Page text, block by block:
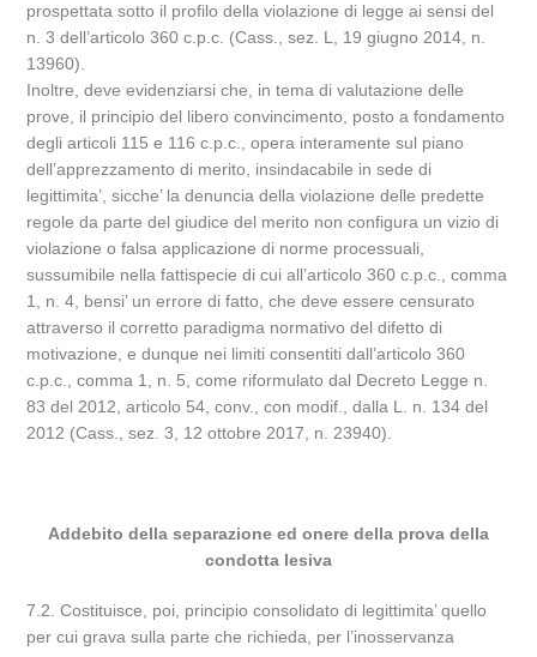
prospettata sotto il profilo della violazione di legge ai sensi del
n. 3 dell’articolo 360 c.p.c. (Cass., sez. L, 19 giugno 2014, n.
13960).
Inoltre, deve evidenziarsi che, in tema di valutazione delle
prove, il principio del libero convincimento, posto a fondamento
degli articoli 115 e 116 c.p.c., opera interamente sul piano
dell’apprezzamento di merito, insindacabile in sede di
legittimita’, sicche’ la denuncia della violazione delle predette
regole da parte del giudice del merito non configura un vizio di
violazione o falsa applicazione di norme processuali,
sussumibile nella fattispecie di cui all’articolo 360 c.p.c., comma
1, n. 4, bensi’ un errore di fatto, che deve essere censurato
attraverso il corretto paradigma normativo del difetto di
motivazione, e dunque nei limiti consentiti dall’articolo 360
c.p.c., comma 1, n. 5, come riformulato dal Decreto Legge n.
83 del 2012, articolo 54, conv., con modif., dalla L. n. 134 del
2012 (Cass., sez. 3, 12 ottobre 2017, n. 23940).
Addebito della separazione ed onere della prova della
condotta lesiva
7.2. Costituisce, poi, principio consolidato di legittimita’ quello
per cui grava sulla parte che richieda, per l’inosservanza